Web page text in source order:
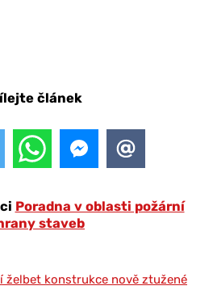
článek
Poradna v oblasti požární
staveb
želbet konstrukce nově ztužené